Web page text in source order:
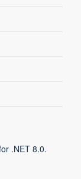
.NET 8.0.